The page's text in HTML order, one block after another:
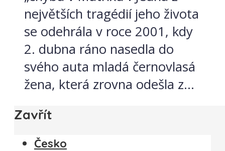
největších tragédií jeho života
se odehrála v roce 2001, kdy
2. dubna ráno nasedla do
svého auta mladá černovlasá
žena, která zrovna odešla z...
Zavřít
Česko